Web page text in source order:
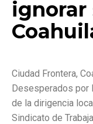
ignorar
Ciudad Frontera,
Desesperados por
de la dirigencia
Sindicato de